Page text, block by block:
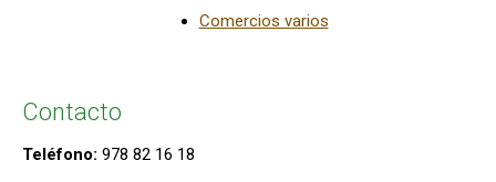
Comercios varios
Contacto
Teléfono: 978 82 16 18